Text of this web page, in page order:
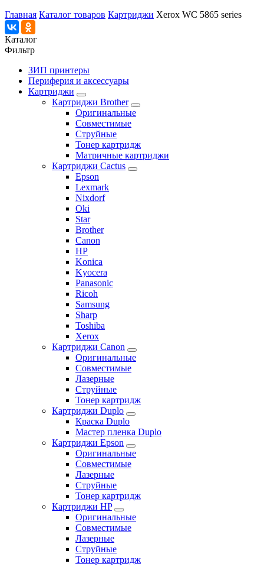
Главная Каталог товаров Картриджи Xerox WC 5865 series
Каталог
Фильтр
ЗИП принтеры
Периферия и аксессуары
Картриджи
Картриджи Brother
Оригинальные
Совместимые
Струйные
Тонер картридж
Матричные картриджи
Картриджи Cactus
Epson
Lexmark
Nixdorf
Oki
Star
Brother
Canon
HP
Konica
Kyocera
Panasonic
Ricoh
Samsung
Sharp
Toshiba
Xerox
Картриджи Canon
Оригинальные
Совместимые
Лазерные
Струйные
Тонер картридж
Картриджи Duplo
Краска Duplo
Мастер пленка Duplo
Картриджи Epson
Оригинальные
Совместимые
Лазерные
Струйные
Тонер картридж
Картриджи HP
Оригинальные
Совместимые
Лазерные
Струйные
Тонер картридж